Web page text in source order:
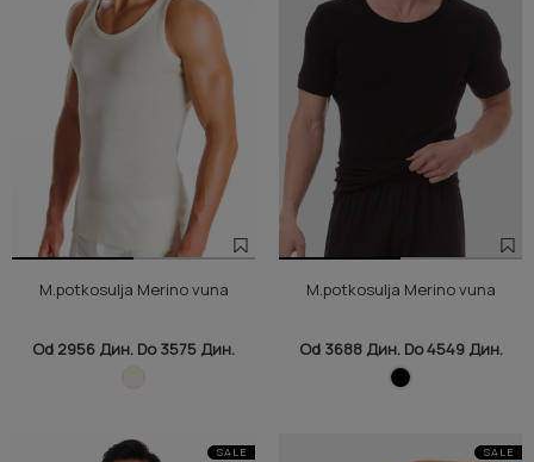
M.potkosulja Merino vuna
Od 2956 Дин. Do 3575 Дин.
M.potkosulja Merino vuna
Od 3688 Дин. Do 4549 Дин.
SALE SALE